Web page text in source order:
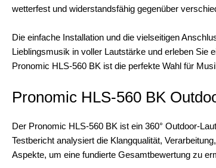
wetterfest und widerstandsfähig gegenüber
Die einfache Installation und die vielseitigen
Lieblingsmusik in voller Lautstärke und erleben Sie
Pronomic HLS-560 BK ist die perfekte Wahl für
Pronomic HLS-560 BK
Der Pronomic HLS-560 BK ist ein 360° Outdoor-
Testbericht analysiert die Klangqualität,
Aspekte, um eine fundierte Gesamtbewertung zu